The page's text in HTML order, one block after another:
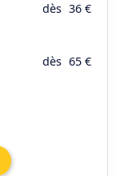
dès 36 €
dès 65 €